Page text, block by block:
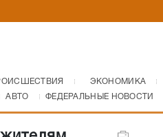
ЭКОНОМИКА
АВТО ФЕДЕРАЛЬНЫЕ НОВОСТИ